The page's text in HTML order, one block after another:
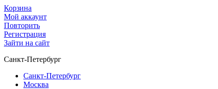
Корзина
Мой аккаунт
Повторить
Регистрация
Зайти на сайт
Санкт-Петербург
Санкт-Петербург
Москва